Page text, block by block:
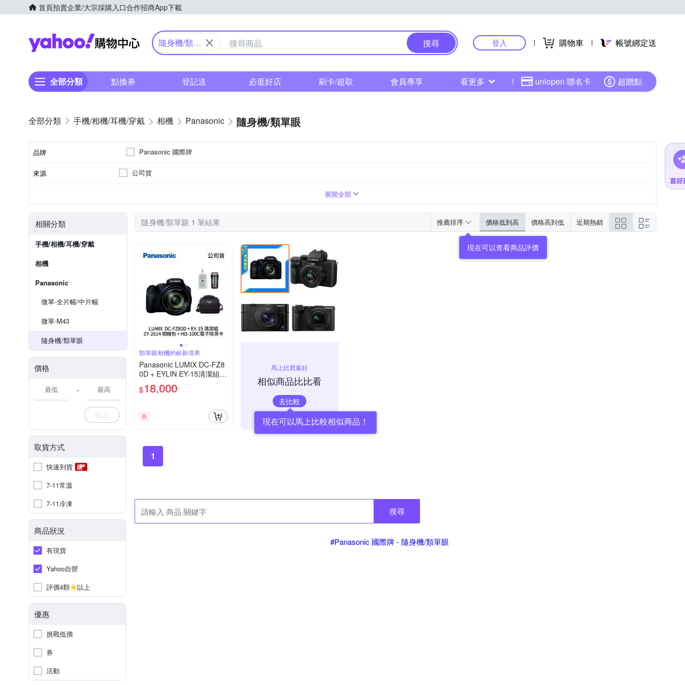
首頁拍賣企業/大宗採購入口合作招商App下載
Yahoo購物中心
隨身機/類單
搜尋 登入 購物車 帳號綁定送
全部分類 點換券 登記送 必逛好店 刷卡/超取 會員專享 看更多 uniopen 聯名卡 超贈點
手機/相機/耳機/穿戴 相機 Panasonic 隨身機/類單眼
品牌 Panasonic 國際牌
來源 公司貨
展開全部
相關分類
手機/相機/耳機/穿戴
相機
Panasonic
微單-全片幅/中片幅
微單-M43
隨身機/類單眼
價格
-
確定
取貨方式
快速到貨
7-11常溫
7-11冷凍
商品狀況
有現貨
Yahoo自營
評價4顆
以上
優惠
挑戰低價
券
活動
隨身機/類單眼 1 筆結果 推薦排序 價格低到高 價格高到低 近期熱銷
現在可以查看商品評價
類單眼相機的嶄新境界
Panasonic LUMIX DC-FZ8
0D + EYLIN EY-15清潔組 +
SunLight ZY-2614相機包 +
EirMai 銳瑪 HD-100C電子
$18,000
券
馬上比買最好
相似商品比比看
去比較
現在可以馬上比較相似商品！
1
搜尋
#Panasonic 國際牌 - 隨身機/類單眼